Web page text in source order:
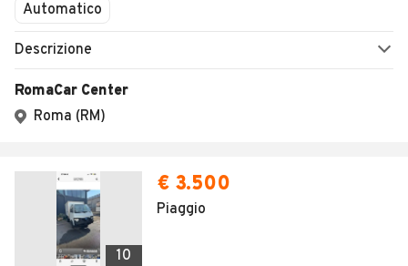
Automatico
Descrizione
RomaCar Center
Roma (RM)
10
€ 3.500
Piaggio